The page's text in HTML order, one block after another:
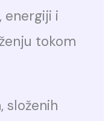
energiji i
tokom
složenih